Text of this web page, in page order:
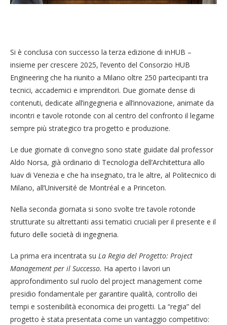
Si è conclusa con successo la terza edizione di inHUB –
insieme per crescere 2025, l’evento del Consorzio HUB
Engineering che ha riunito a Milano oltre 250 partecipanti tra
tecnici, accademici e imprenditori. Due giornate dense di
contenuti, dedicate all’ingegneria e all’innovazione, animate da
incontri e tavole rotonde con al centro del confronto il legame
sempre più strategico tra progetto e produzione.
Le due giornate di convegno sono state guidate dal professor
Aldo Norsa, già ordinario di Tecnologia dell’Architettura allo
Iuav di Venezia e che ha insegnato, tra le altre, al Politecnico di
Milano, all’Université de Montréal e a Princeton.
Nella seconda giornata si sono svolte tre tavole rotonde
strutturate su altrettanti assi tematici cruciali per il presente e il
futuro delle società di ingegneria.
La prima era incentrata su La Regia del Progetto: Project
Management per il Successo. Ha aperto i lavori un
approfondimento sul ruolo del project management come
presidio fondamentale per garantire qualità, controllo dei
tempi e sostenibilità economica dei progetti. La “regia” del
progetto è stata presentata come un vantaggio competitivo: